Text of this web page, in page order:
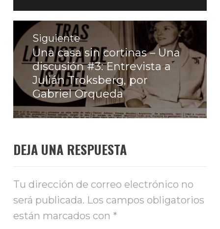
Siguiente
Entrada
siguiente:
Una casa sin cortinas – Una
discusión #3: Entrevista a
Julián Troksberg, por
Gabriel Orqueda
DEJA UNA RESPUESTA
Tu dirección de correo electrónico no
será publicada. Los campos obligatorios
están marcados con *